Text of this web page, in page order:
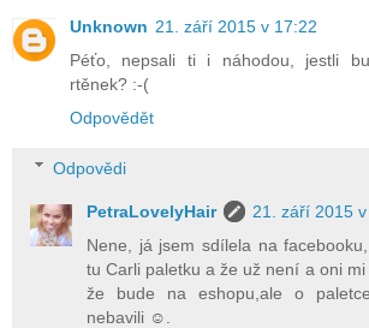
Unknown 21. září 2015 v 17:22
Péťo, nepsali ti i náhodou, jestli
rtěnek? :-(
Odpovědět
Odpovědi
PetraLovelyHair
21. září 2015
Nene, já jsem sdílela na
tu Carli paletku a že už není a oni
že bude na eshopu,ale o
nebavili ☺.